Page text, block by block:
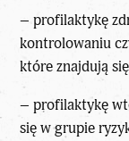
– profilaktykę
kontrolowaniu
które znajdują
– profilaktykę
się w grupie